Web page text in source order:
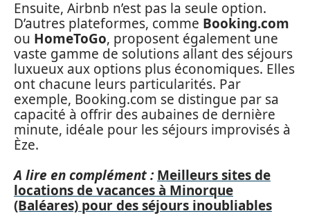
Ensuite, Airbnb n’est pas la seule option.
D’autres plateformes, comme Booking.com
ou HomeToGo, proposent également une
vaste gamme de solutions allant des séjours
luxueux aux options plus économiques. Elles
ont chacune leurs particularités. Par
exemple, Booking.com se distingue par sa
capacité à offrir des aubaines de dernière
minute, idéale pour les séjours improvisés à
Èze.
A lire en complément : Meilleurs sites de
locations de vacances à Minorque
(Baléares) pour des séjours inoubliables